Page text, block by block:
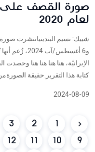
صورة القصف
لعام 2020
و6 أغسطس/آب
كتابة هذا التقرير.حقيقة
2024-08-09
1
2
3
9
10
11
12